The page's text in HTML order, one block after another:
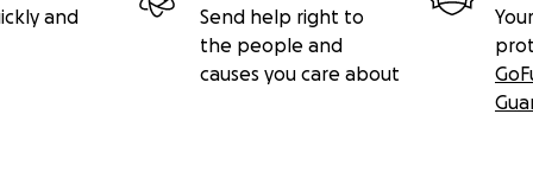
and
Send help right to
the people and
causes you care about